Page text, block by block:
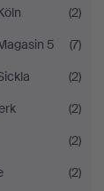
(2)
5
(7)
(2)
(2)
(2)
(2)